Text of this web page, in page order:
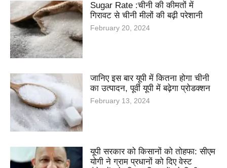
Sugar Rate :चीनी की कीमतों में
गिरावट से चीनी मीलों की बढ़ी परेशानी
February 20, 2024
जानिए इस बार यूपी में कितना होगा चीनी
का उत्पादन, पूर्वी यूपी में बढ़ेगा प्रोडक्शन
February 13, 2024
यूपी सरकार को किसानों को तोहफा: सीएम
योगी ने ग्राम प्रधानों को दिए वेस्ट